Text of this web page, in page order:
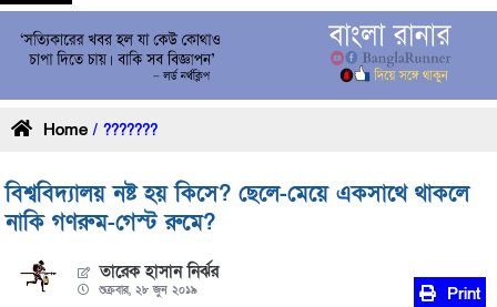
Home / ???????
বিশ্ববিদ্যালয় নষ্ট হয় কিসে? ছেলে-মেয়ে একসাথে থাকলে
নাকি গণরুম-গেস্ট রুমে?
তারেক হাসান নির্ঝর
শুক্রবার, ২৮ জুন ২০১৯ Print